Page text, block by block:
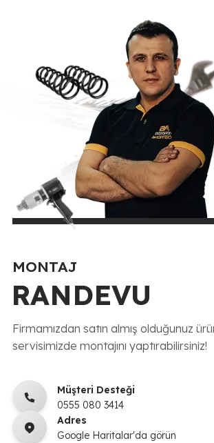
MONTAJ
RANDEVU
Firmamızdan satın almış olduğunuz
servisimizde montajını yaptırabilirsiniz!
Müşteri Desteği
0555 080 3414
Adres
Google Haritalar'da görün